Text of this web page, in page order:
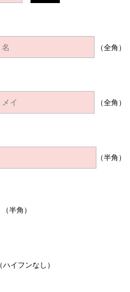
（全角）
（全角）
（半角）
（半角）
（ハイフンなし）